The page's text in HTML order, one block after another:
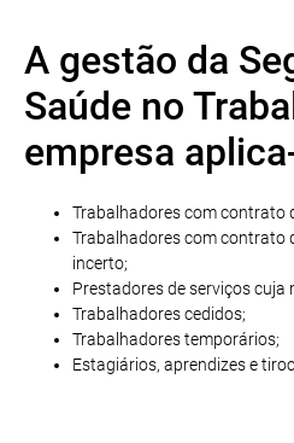
A gestão da
Saúde no
empresa
Trabalhadores com contrato
Trabalhadores com contrato
incerto;
Prestadores de serviços cuja
Trabalhadores cedidos;
Trabalhadores temporários;
Estagiários, aprendizes e